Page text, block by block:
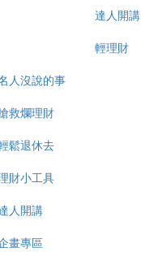
達人開講
輕理財
人沒說的事
救爛理財
鬆退休去
財小工具
人開講
畫專區